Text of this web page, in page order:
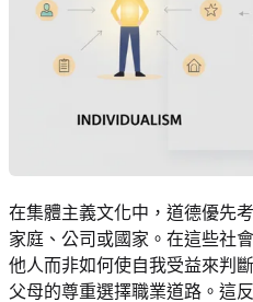
在集體主義文化中，道德優先
家庭、公司或國家。在這些社
他人而非如何使自我受益來判
父母的尊重選擇職業道路。這